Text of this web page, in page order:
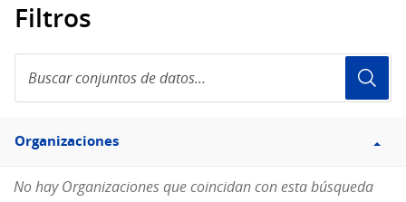
Filtros
conjuntos
de
Filtro
Organizaciones
Organizaciones
No hay Organizaciones que coincidan con esta búsqueda